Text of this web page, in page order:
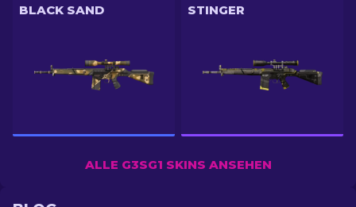
BLACK SAND STINGER
ALLE G3SG1 SKINS ANSEHEN